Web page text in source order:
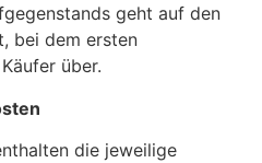
geht auf den
bei dem ersten
über.
die jeweilige